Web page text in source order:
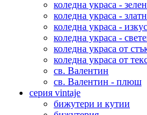
коледна украса -
коледна украса -
коледна украса -
коледна украса -
коледна украса от
коледна украса от
св. Валентин
св. Валентин - плюш
серия vintaje
бижутери и кутии